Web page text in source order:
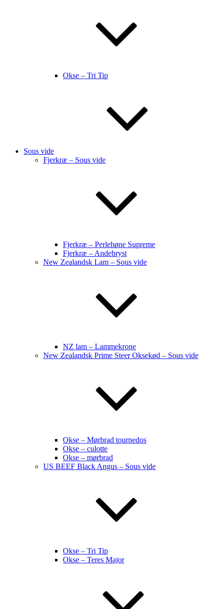
Okse – Tri Tip
Sous vide
Fjerkræ – Sous vide
Fjerkræ – Perlehøne Supreme
Fjerkræ – Andebryst
New Zealandsk Lam – Sous vide
NZ lam – Lammekrone
New Zealandsk Prime Steer Oksekød – Sous vide
Okse – Mørbrad tournedos
Okse – culotte
Okse – mørbrad
US BEEF Black Angus – Sous vide
Okse – Tri Tip
Okse – Teres Major